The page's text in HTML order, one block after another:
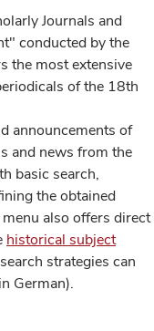
Journals and
conducted by the
the most extensive
of the 18th
announcements of
and news from the
basic search,
the obtained
also offers direct
historical subject
strategies can
German).